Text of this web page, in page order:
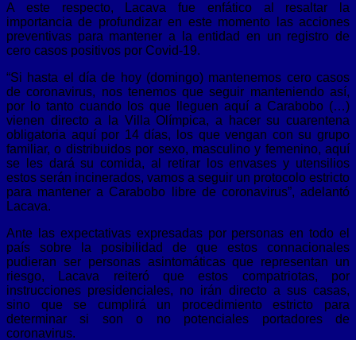
A este respecto, Lacava fue enfático al resaltar la
importancia de profundizar en este momento las acciones
preventivas para mantener a la entidad en un registro de
cero casos positivos por Covid-19.
“Si hasta el día de hoy (domingo) mantenemos cero casos
de coronavirus, nos tenemos que seguir manteniendo así,
por lo tanto cuando los que lleguen aquí a Carabobo (…)
vienen directo a la Villa Olímpica, a hacer su cuarentena
obligatoria aquí por 14 días, los que vengan con su grupo
familiar, o distribuidos por sexo, masculino y femenino, aquí
se les dará su comida, al retirar los envases y utensilios
estos serán incinerados, vamos a seguir un protocolo estricto
para mantener a Carabobo libre de coronavirus”, adelantó
Lacava.
Ante las expectativas expresadas por personas en todo el
país sobre la posibilidad de que estos connacionales
pudieran ser personas asintomáticas que representan un
riesgo, Lacava reiteró que estos compatriotas, por
instrucciones presidenciales, no irán directo a sus casas,
sino que se cumplirá un procedimiento estricto para
determinar si son o no potenciales portadores de
coronavirus.